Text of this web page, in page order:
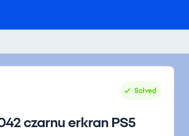
Solved
czarnu erkran PS5